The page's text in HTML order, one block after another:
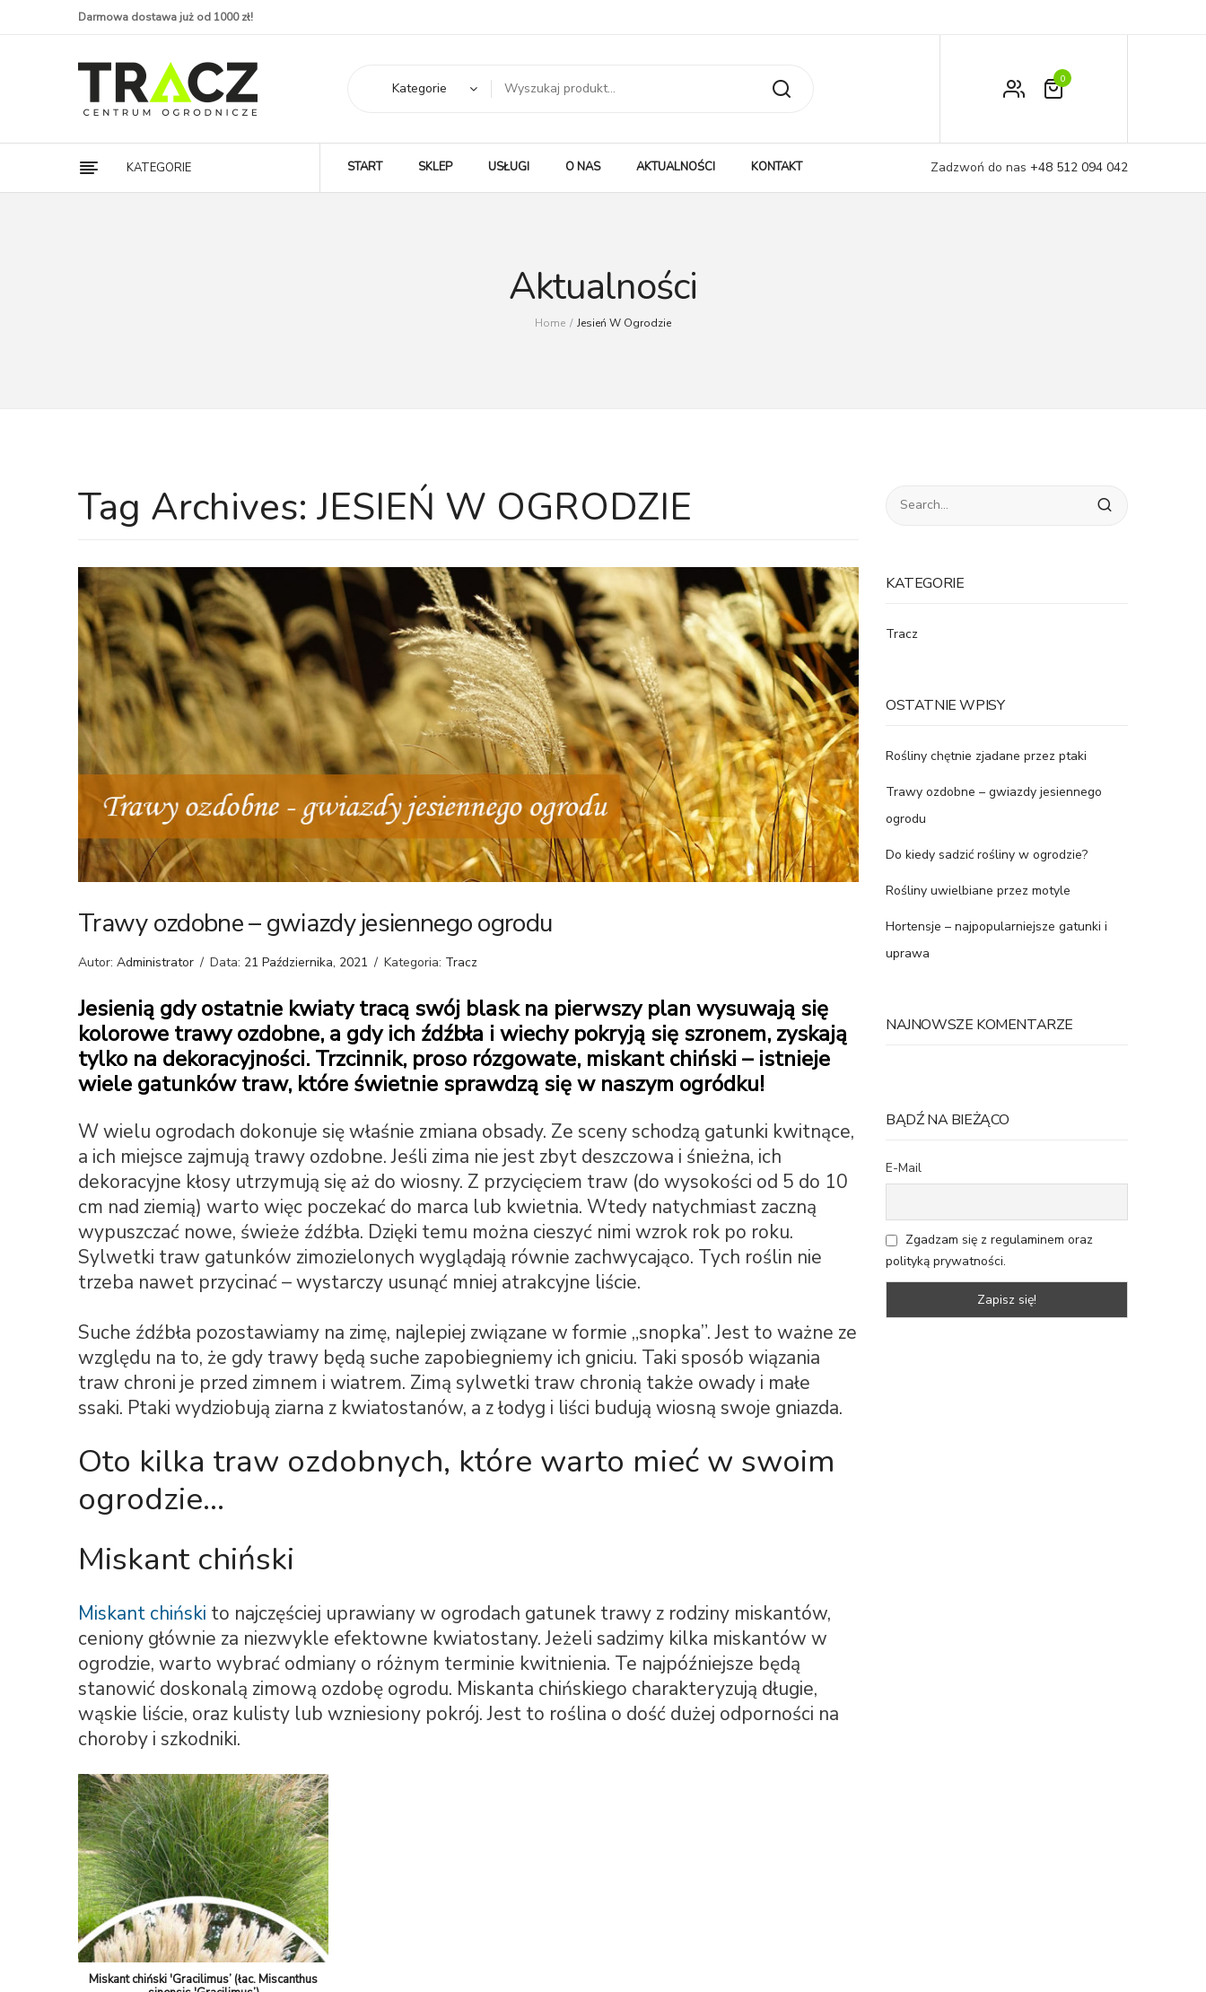
Darmowa dostawa już od 1000 zł!
Moje konto
0
Kategorie
KATEGORIE START SKLEP USŁUGI O NAS AKTUALNOŚCI KONTAKT Zadzwoń do nas +48 512 094 042
Aktualności
Home / Jesień W Ogrodzie
Tag Archives: JESIEŃ W OGRODZIE
Trawy ozdobne – gwiazdy jesiennego ogrodu
Autor: Administrator / Data: 21 Października, 2021 / Kategoria: Tracz
Jesienią gdy ostatnie kwiaty tracą swój blask na pierwszy plan wysuwają się
kolorowe trawy ozdobne, a gdy ich źdźbła i wiechy pokryją się szronem, zyskają
tylko na dekoracyjności. Trzcinnik, proso rózgowate, miskant chiński – istnieje
wiele gatunków traw, które świetnie sprawdzą się w naszym ogródku!
W wielu ogrodach dokonuje się właśnie zmiana obsady. Ze sceny schodzą gatunki kwitnące,
a ich miejsce zajmują trawy ozdobne. Jeśli zima nie jest zbyt deszczowa i śnieżna, ich
dekoracyjne kłosy utrzymują się aż do wiosny. Z przycięciem traw (do wysokości od 5 do 10
cm nad ziemią) warto więc poczekać do marca lub kwietnia. Wtedy natychmiast zaczną
wypuszczać nowe, świeże źdźbła. Dzięki temu można cieszyć nimi wzrok rok po roku.
Sylwetki traw gatunków zimozielonych wyglądają równie zachwycająco. Tych roślin nie
trzeba nawet przycinać – wystarczy usunąć mniej atrakcyjne liście.
Suche źdźbła pozostawiamy na zimę, najlepiej związane w formie „snopka”. Jest to ważne ze
względu na to, że gdy trawy będą suche zapobiegniemy ich gniciu. Taki sposób wiązania
traw chroni je przed zimnem i wiatrem. Zimą sylwetki traw chronią także owady i małe
ssaki. Ptaki wydziobują ziarna z kwiatostanów, a z łodyg i liści budują wiosną swoje gniazda.
Oto kilka traw ozdobnych, które warto mieć w swoim
ogrodzie…
Miskant chiński
Miskant chiński to najczęściej uprawiany w ogrodach gatunek trawy z rodziny miskantów,
ceniony głównie za niezwykle efektowne kwiatostany. Jeżeli sadzimy kilka miskantów w
ogrodzie, warto wybrać odmiany o różnym terminie kwitnienia. Te najpóźniejsze będą
stanowić doskonalą zimową ozdobę ogrodu. Miskanta chińskiego charakteryzują długie,
wąskie liście, oraz kulisty lub wzniesiony pokrój. Jest to roślina o dość dużej odporności na
choroby i szkodniki.
Miskant chiński 'Gracilimus’ (łac. Miscanthus
KATEGORIE
Tracz
OSTATNIE WPISY
Rośliny chętnie zjadane przez ptaki
Trawy ozdobne – gwiazdy jesiennego
ogrodu
Do kiedy sadzić rośliny w ogrodzie?
Rośliny uwielbiane przez motyle
Hortensje – najpopularniejsze gatunki i
uprawa
NAJNOWSZE KOMENTARZE
BĄDŹ NA BIEŻĄCO
E-Mail
Zgadzam się z regulaminem oraz
polityką prywatności.